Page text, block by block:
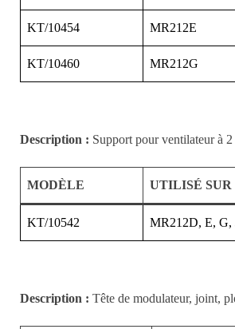
KT/10454 MR212E
KT/10460 MR212G
Description : Support pour ventilateur à 2
MODÈLE UTILISÉ
KT/10542 MR212D, E, G,
Description : Tête de modulateur, joint,